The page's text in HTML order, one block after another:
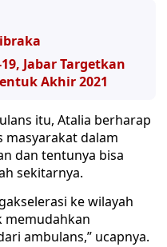
Jabar Targetkan
Akhir 2021
itu, Atalia berharap
masyarakat dalam
dan tentunya bisa
sekitarnya.
ke wilayah
memudahkan
ambulans,” ucapnya.